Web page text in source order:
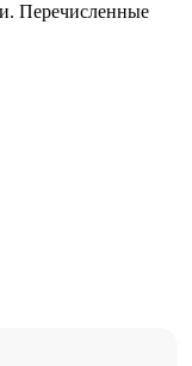
Перечисленные